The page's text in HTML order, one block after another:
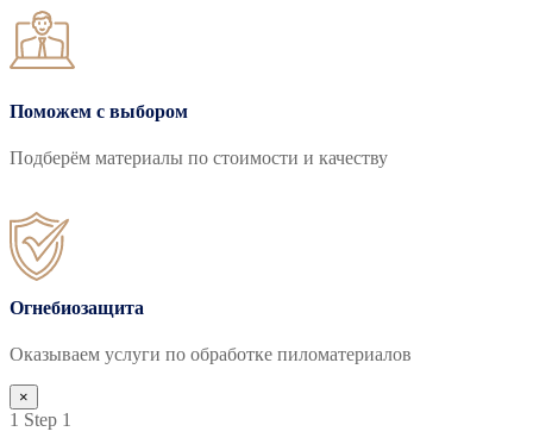
Поможем с выбором
Подберём материалы по стоимости и качеству
Огнебиозащита
Оказываем услуги по обработке пиломатериалов
×
1 Step 1